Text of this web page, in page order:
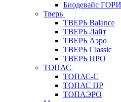
Биодевайс
Тверь
ТВЕРЬ Balance
ТВЕРЬ Лайт
ТВЕРЬ Аэро
ТВЕРЬ Classic
ТВЕРЬ ПРО
ТОПАС
ТОПАС-С
ТОПАС ПР
ТОПАЭРО